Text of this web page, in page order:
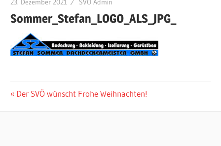
23. Dezember 2021 SVÖ Admin
Sommer_Stefan_LOGO_ALS_JPG_
Beitragsnavigation
Vorheriger
Der SVÖ wünscht Frohe Weihnachten!